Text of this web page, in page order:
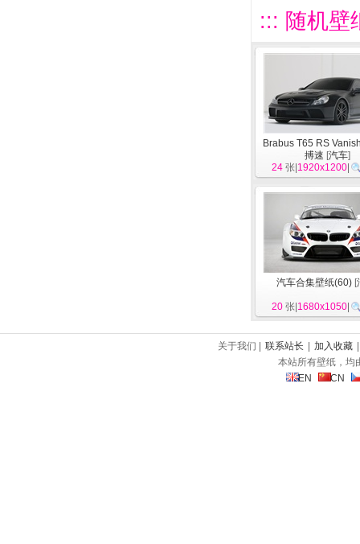
::: 随机壁
Brabus T65 RS
搏速 [汽车]
24 张| 1920x1200
汽车合集壁纸(60) [
20 张| 1680x1050
关于我们 | 联系站长 加入收藏
本站所有壁纸，均
EN
CN